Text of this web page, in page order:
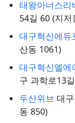
태왕아너스리
54길 60 (지저
대구혁신에듀
산동 1061)
대구혁신엘에
구 과학로13
두산위브 대
동 850)